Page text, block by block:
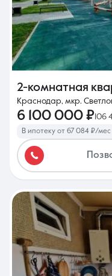
2-комнатная
Краснодар, мкр.
6 100 000 ₽106
В ипотеку от 67 084 ₽/мес